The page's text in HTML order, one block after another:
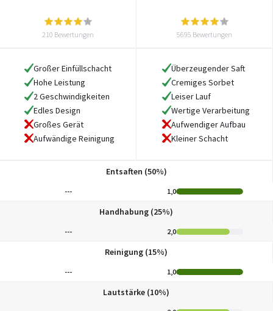
210 Bewertungen 5695 Bewertungen
Großer Einfüllschacht
Hohe Leistung
2 Geschwindigkeiten
Edles Design
Großes Gerät
Aufwändige Reinigung
Überzeugender Saft
Cremiges Sorbet
Leiser Lauf
Wertige Verarbeitung
Aufwendiger Aufbau
Kleiner Schacht
Entsaften (50%)
--- 1,0
Handhabung (25%)
--- 2,0
Reinigung (15%)
--- 1,0
Lautstärke (10%)